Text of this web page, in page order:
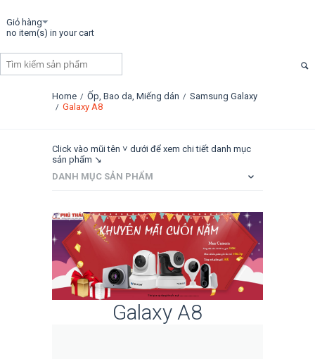
Giỏ hàng
no item(s) in your cart
Home / Ốp, Bao da, Miếng dán / Samsung Galaxy
/ Galaxy A8
Click vào mũi tên ˅ dưới để xem chi tiết danh mục
sản phẩm ↘
DANH MỤC SẢN PHẨM
Galaxy A8